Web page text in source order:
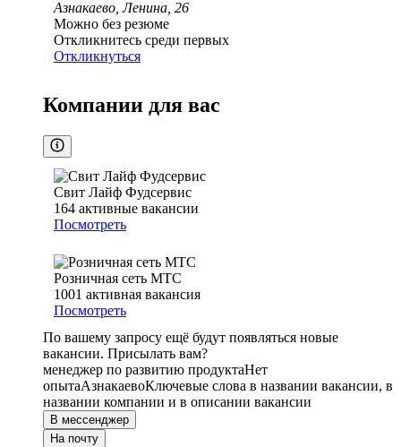
Азнакаево, Ленина, 26
Можно без резюме
Откликнитесь среди первых
Откликнуться
Компании для вас
Свит Лайф Фудсервис
164 активные вакансии
Посмотреть
Розничная сеть МТС
1001 активная вакансия
Посмотреть
По вашему запросу ещё будут появляться новые
вакансии. Присылать вам?
менеджер по развитию продуктаНет
опытаАзнакаевоКлючевые слова в названии вакансии, в
названии компании и в описании вакансии
В мессенджер
На почту